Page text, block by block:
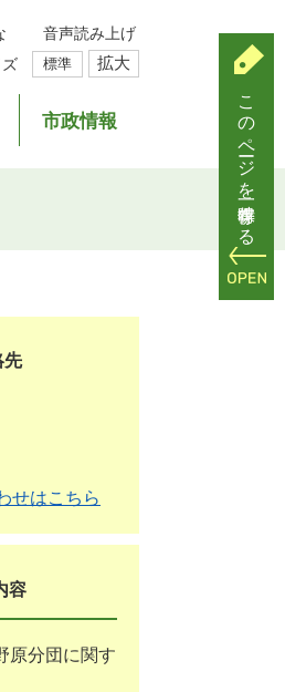
音声読み上げ
標準 拡大
市政情報
先
せはこちら
容
原分団に関す
このページを一時保存する